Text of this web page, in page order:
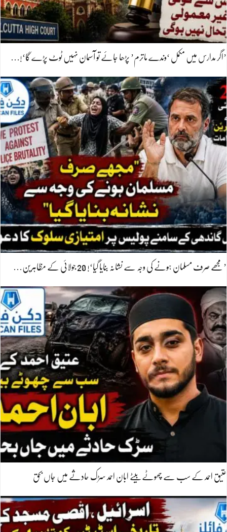
’اگر مدارس میں مکمل ‘وندے ماترم’ پڑھا جائے تو آسمان نہیں ٹوٹ پڑے گا‘!…
’مجھے صرف مسلمان ہونے کی وجہ سے نشانہ بنایا گیا‘! 20 جولائی کے مظاہرین…
عتیق احمد کے سب سے چھوٹے بیٹے ابان احمد سڑک حادثے میں جاں بحق